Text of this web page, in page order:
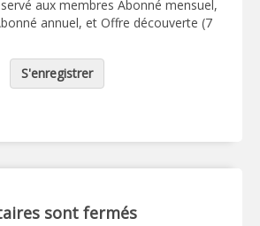
aux membres Abonné mensuel,
annuel, et Offre découverte (7
S'enregistrer
sont fermés